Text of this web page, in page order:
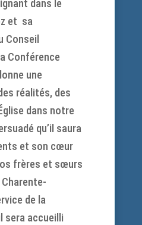
dans le
et sa
Conseil
Conférence
une
réalités, des
dans notre
qu’il saura
et son cœur
frères et sœurs
de la
sera accueilli